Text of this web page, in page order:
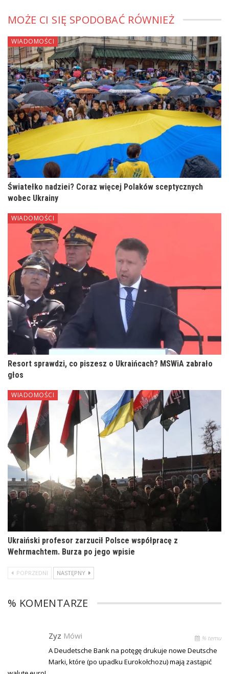
MOŻE CI SIĘ SPODOBAĆ RÓWNIEŻ
WIADOMOŚCI
Światełko nadziei? Coraz więcej Polaków sceptycznych
wobec Ukrainy
WIADOMOŚCI
Resort sprawdzi, co piszesz o Ukraińcach? MSWiA zabrało
głos
WIADOMOŚCI
Ukraiński profesor zarzucił Polsce współpracę z
Wehrmachtem. Burza po jego wpisie
POPRZEDNI NASTĘPNY
% KOMENTARZE
Zyz Mówi % temu
A Deudetsche Bank na potęgę drukuje nowe Deutsche
Marki, które (po upadku Eurokołchozu) mają zastąpić